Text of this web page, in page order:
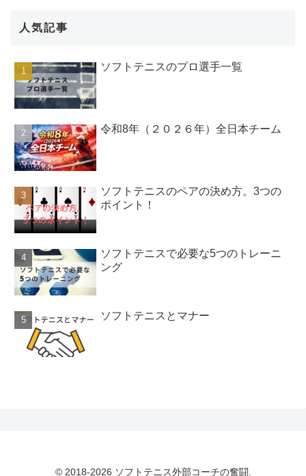
人気記事
ソフトテニスのプロ選手一覧
令和8年（２０２６年）全日本チーム
ソフトテニスのペアの決め方。3つの
ポイント！
ソフトテニスで必要な5つのトレーニ
ング
ソフトテニスとマナー
© 2018-2026 ソフトテニス外部コーチの奮闘.